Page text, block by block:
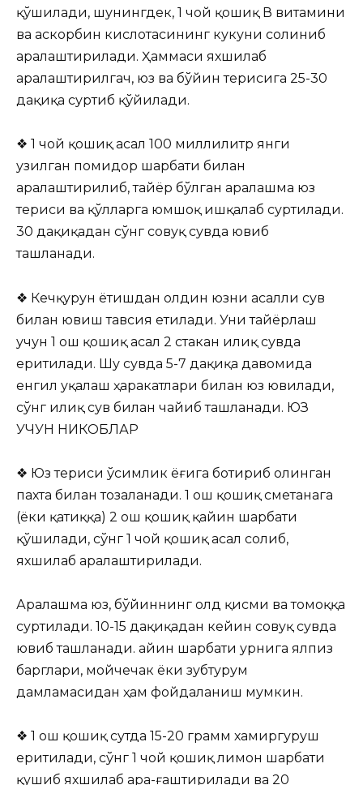
қўшилади, шунингдек, 1 чой қошиқ В витамини
ва аскорбин кислотасининг кукуни солиниб
аралаштирилади. Ҳаммаси яхшилаб
аралаштирилгач, юз ва бўйин терисига 25-30
дақиқа суртиб қўйилади.
❖ 1 чой қошиқ асал 100 миллилитр янги
узилган помидор шарбати билан
аралаштирилиб, тайёр бўлган аралашма юз
териси ва қўлларга юмшоқ ишқалаб суртилади.
30 дақиқадан сўнг совуқ сувда ювиб
ташланади.
❖ Кечқурун ётишдан олдин юзни асалли сув
билан ювиш тавсия етилади. Уни тайёрлаш
учун 1 ош қошиқ асал 2 стакан илиқ сувда
еритилади. Шу сувда 5-7 дақиқа давомида
енгил уқалаш ҳаракатлари билан юз ювилади,
сўнг илиқ сув билан чайиб ташланади. ЮЗ
УЧУН НИКОБЛАР
❖ Юз териси ўсимлик ёғига ботириб олинган
пахта билан тозаланади. 1 ош қошиқ сметанага
(ёки қатиққа) 2 ош қошиқ қайин шарбати
қўшилади, сўнг 1 чой қошиқ асал солиб,
яхшилаб аралаштирилади.
Аралашма юз, бўйиннинг олд қисми ва томоққа
суртилади. 10-15 дақиқадан кейин совуқ сувда
ювиб ташланади. Қайин шарбати урнига ялпиз
барглари, мойчечак ёки зубтурум
дамламасидан ҳам фойдаланиш мумкин.
❖ 1 ош қошиқ сутда 15-20 грамм хамиргуруш
еритилади, сўнг 1 чой қошиқ лимон шарбати
қушиб яхшилаб ара-ғаштирилади ва 20